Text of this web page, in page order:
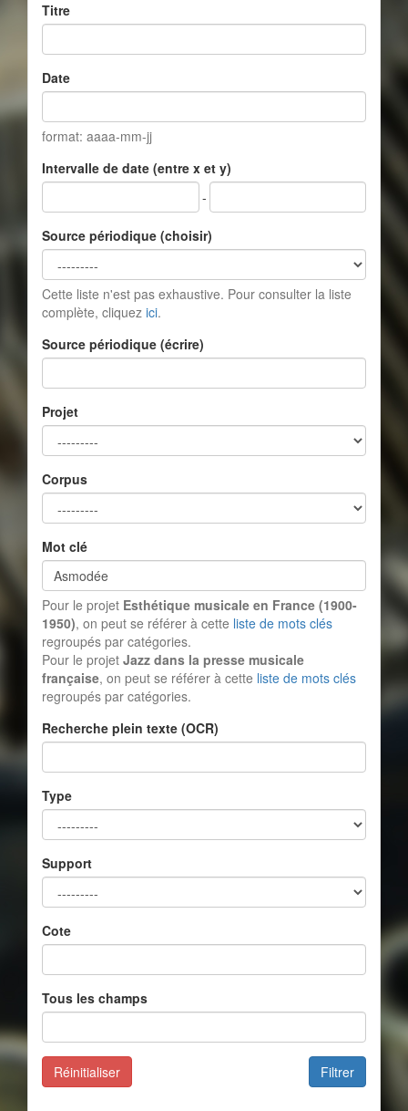
Titre
Date
format: aaaa-mm-jj
Intervalle de date (entre x et y)
-
Source périodique (choisir)
Cette liste n'est pas exhaustive. Pour consulter la liste
complète, cliquez ici.
Source périodique (écrire)
Projet
Corpus
Mot clé
Pour le projet Esthétique musicale en France (1900-
1950), on peut se référer à cette liste de mots clés
regroupés par catégories.
Pour le projet Jazz dans la presse musicale
française, on peut se référer à cette liste de mots clés
regroupés par catégories.
Recherche plein texte (OCR)
Type
Support
Cote
Tous les champs
Filtrer
Réinitialiser